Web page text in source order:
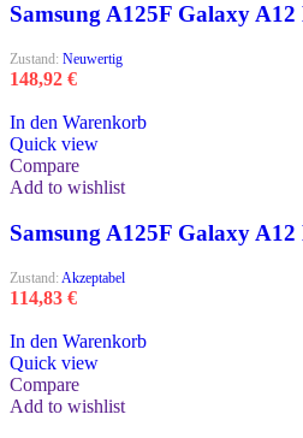
Samsung A125F Galaxy
Zustand: Neuwertig
148,92 €
In den Warenkorb
Quick view
Compare
Add to wishlist
Samsung A125F Galaxy
Zustand: Akzeptabel
114,83 €
In den Warenkorb
Quick view
Compare
Add to wishlist